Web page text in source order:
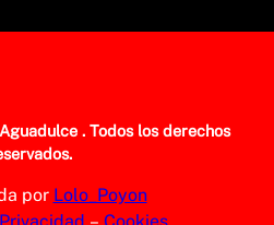
. Todos los derechos
por Lolo_Poyon